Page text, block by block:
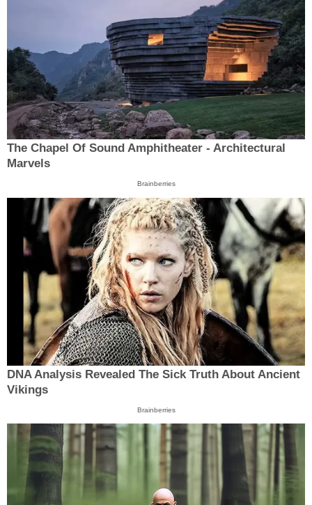
The Chapel Of Sound Amphitheater - Architectural
Marvels
Brainberries
DNA Analysis Revealed The Sick Truth About Ancient
Vikings
Brainberries